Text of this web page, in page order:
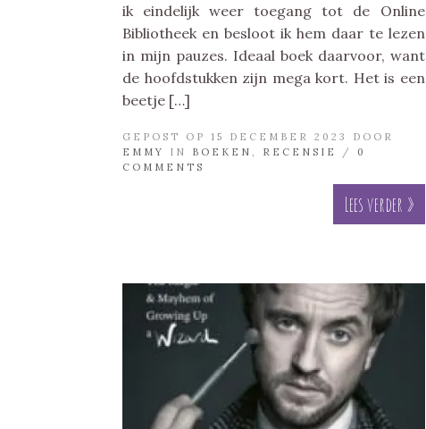
ik eindelijk weer toegang tot de Online
Bibliotheek en besloot ik hem daar te lezen
in mijn pauzes. Ideaal boek daarvoor, want
de hoofdstukken zijn mega kort. Het is een
beetje […]
GEPOST OP 15 DECEMBER 2023 DOOR
EMMY
IN BOEKEN , RECENSIE / 0
COMMENTS
Lees verder »